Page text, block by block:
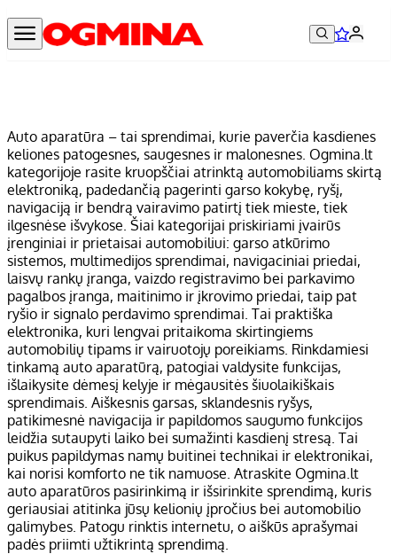
Auto aparatūra – tai sprendimai, kurie paverčia kasdienes
keliones patogesnes, saugesnes ir malonesnes. Ogmina.lt
kategorijoje rasite kruopščiai atrinktą automobiliams skirtą
elektroniką, padedančią pagerinti garso kokybę, ryšį,
navigaciją ir bendrą vairavimo patirtį tiek mieste, tiek
ilgesnėse išvykose. Šiai kategorijai priskiriami įvairūs
įrenginiai ir prietaisai automobiliui: garso atkūrimo
sistemos, multimedijos sprendimai, navigaciniai priedai,
laisvų rankų įranga, vaizdo registravimo bei parkavimo
pagalbos įranga, maitinimo ir įkrovimo priedai, taip pat
ryšio ir signalo perdavimo sprendimai. Tai praktiška
elektronika, kuri lengvai pritaikoma skirtingiems
automobilių tipams ir vairuotojų poreikiams. Rinkdamiesi
tinkamą auto aparatūrą, patogiai valdysite funkcijas,
išlaikysite dėmesį kelyje ir mėgausitės šiuolaikiškais
sprendimais. Aiškesnis garsas, sklandesnis ryšys,
patikimesnė navigacija ir papildomos saugumo funkcijos
leidžia sutaupyti laiko bei sumažinti kasdienį stresą. Tai
puikus papildymas namų buitinei technikai ir elektronikai,
kai norisi komforto ne tik namuose. Atraskite Ogmina.lt
auto aparatūros pasirinkimą ir išsirinkite sprendimą, kuris
geriausiai atitinka jūsų kelionių įpročius bei automobilio
galimybes. Patogu rinktis internetu, o aiškūs aprašymai
padės priimti užtikrintą sprendimą.